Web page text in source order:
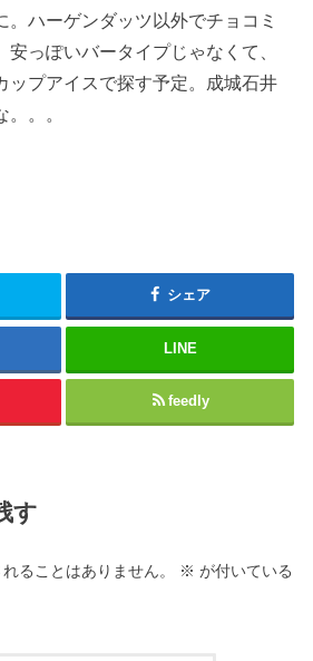
。ハーゲンダッツ以外でチョコミ
安っぽいバータイプじゃなくて、
ップアイスで探す予定。成城石井
。。
シェア
LINE
feedly
す
ることはありません。 ※ が付いている